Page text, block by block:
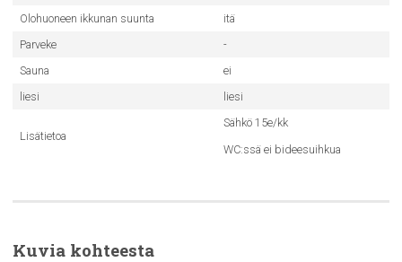
Olohuoneen ikkunan suunta
itä
Parveke
-
Sauna
ei
liesi
liesi
Lisätietoa
Sähkö 15e/kk
WC:ssä ei bideesuihkua
Kuvia kohteesta